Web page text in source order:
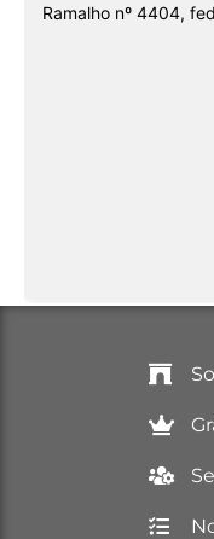
Ramalho nº 4404,